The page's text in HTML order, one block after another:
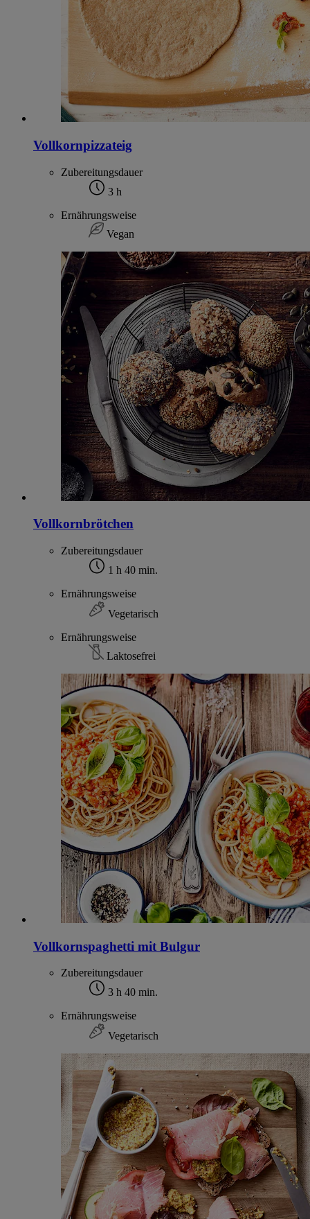
Vollkornpizzateig
Zubereitungsdauer
3 h
Ernährungsweise
Vegan
Vollkornbrötchen
Zubereitungsdauer
1 h 40 min.
Ernährungsweise
Vegetarisch
Ernährungsweise
Laktosefrei
Vollkornspaghetti mit Bulgur
Zubereitungsdauer
3 h 40 min.
Ernährungsweise
Vegetarisch